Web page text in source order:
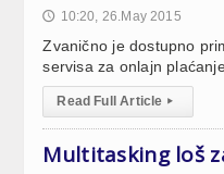
🕔 10:20, 26.May 2015
Zvanično je dostupno
servisa za onlajn
Read Full Article ▸
Multitasking loš